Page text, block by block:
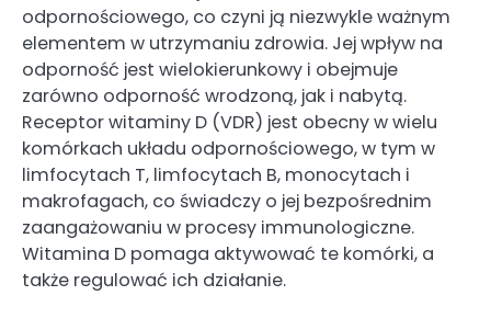
odpornościowego, co czyni ją niezwykle ważnym
elementem w utrzymaniu zdrowia. Jej wpływ na
odporność jest wielokierunkowy i obejmuje
zarówno odporność wrodzoną, jak i nabytą.
Receptor witaminy D (VDR) jest obecny w wielu
komórkach układu odpornościowego, w tym w
limfocytach T, limfocytach B, monocytach i
makrofagach, co świadczy o jej bezpośrednim
zaangażowaniu w procesy immunologiczne.
Witamina D pomaga aktywować te komórki, a
także regulować ich działanie.